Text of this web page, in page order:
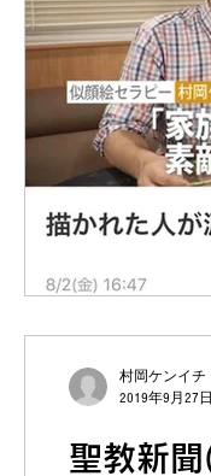
聖教新
村岡ケンイチ
2019年9月27日